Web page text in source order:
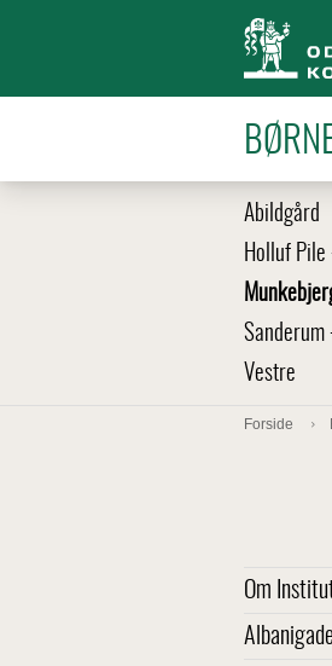
Abildgård
Holluf
Sanderum
Vestre
Forside
Om